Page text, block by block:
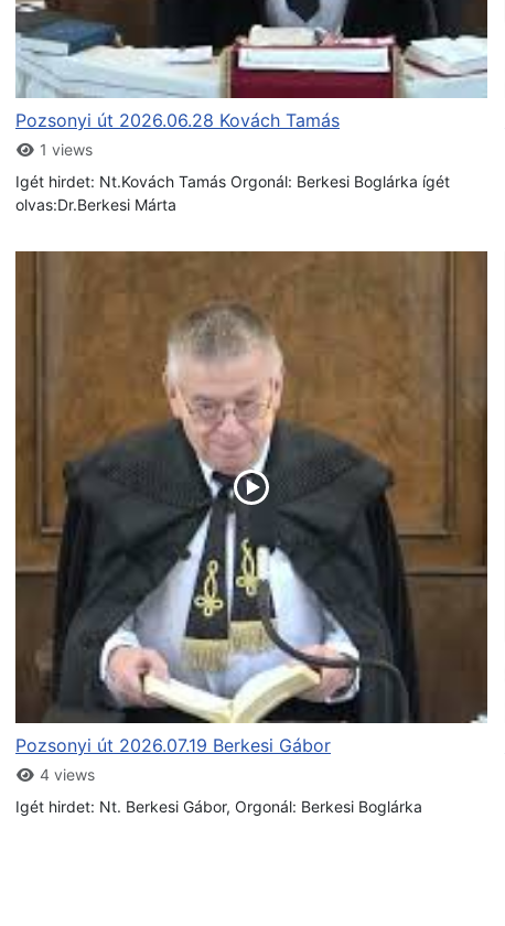
Pozsonyi út 2026.06.28 Kovách Tamás
1 views
Igét hirdet: Nt.Kovách Tamás Orgonál: Berkesi Boglárka ígét
olvas:Dr.Berkesi Márta
Pozsonyi út 2026.07.19 Berkesi Gábor
4 views
Igét hirdet: Nt. Berkesi Gábor, Orgonál: Berkesi Boglárka